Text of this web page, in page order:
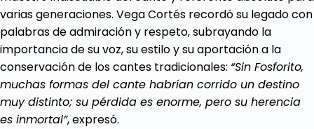
varias generaciones. Vega Cortés recordó su legado con
palabras de admiración y respeto, subrayando la
importancia de su voz, su estilo y su aportación a la
conservación de los cantes tradicionales: “Sin Fosforito,
muchas formas del cante habrían corrido un destino
muy distinto; su pérdida es enorme, pero su herencia
es inmortal”, expresó.